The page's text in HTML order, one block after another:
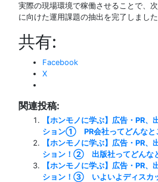
実際の現場環境で稼働させることで、
に向けた運用課題の抽出を完了しました
共有:
Facebook
X
関連投稿:
【ホンモノに学ぶ】広告・PR
ション① PR会社ってどんなと
【ホンモノに学ぶ】広告・PR
ション！② 出版社ってどんな
【ホンモノに学ぶ】広告・PR
ション！③ いよいよディスカ